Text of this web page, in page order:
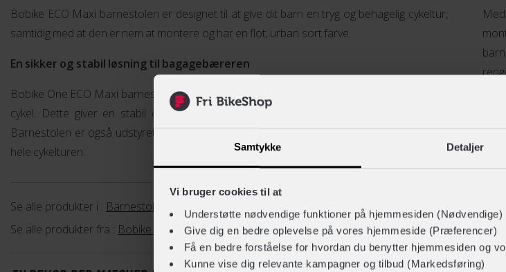
Samtykke Detaljer
Vi bruger cookies til at
Understøtte nødvendige funktioner på hjemmesiden (Nødvendige)
Give dig en bedre oplevelse på vores hjemmeside (Præferencer)
Få en bedre forståelse for hvordan du benytter hjemmesiden og
Kunne vise dig relevante kampagner og tilbud (Markedsføring)
Bobike ECO Maxi barnestolen er designet til at give dit barn en tryg og behagelig cykeltur,
samtidig med at den er nem at montere og har en flot, urban sort farve.
En sikker og stabil løsning til bagagebæreren
Bobike One ECO Maxi barnestol er designet til at blive monteret på bagagebæreren på din
cykel. Dette giver en stabil og sikker løsning, der kan bære en vægt på op til 22 kg.
Barnestolen er også udstyret med en 3-punktssele, der holder dit barn sikkert fast under
hele cykelturen.
Se alle produkter i : Barnestole
Se alle produkter fra : Bobike